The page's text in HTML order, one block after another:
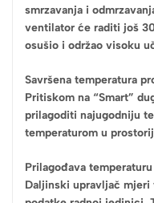
smrzavanja i
ventilator će raditi još
osušio i održao visoku
Savršena temperatura
Pritiskom na “Smart”
prilagoditi najugodniju
temperaturom u
Prilagođava
Daljinski upravljač